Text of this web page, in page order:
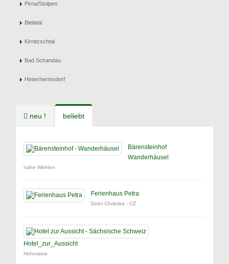
Pirna/Stolpen
Bielatal
Kirnitzschtal
Bad Schandau
Hinterhermsdorf
neu ! beliebt
Bärensteinhof
Wanderhäusel
nahe Wehlen
Ferienhaus Petra
Dolni Chribska - CZ
Hotel_zur_Aussicht
Hohnstein